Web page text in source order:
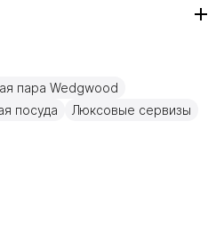
Золото, Изысканный
костяной фарфор
пара Wedgwood
посуда Люксовые сервизы